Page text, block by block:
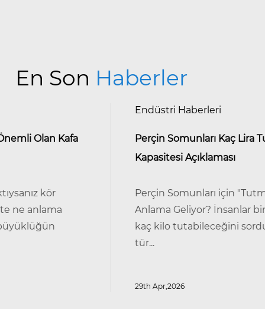
En Son Haberler
Perçin Somunları Kaç Lira Tutabilir? Yük
Kapasitesi Açıklaması
Perçin Somunları için "Tutma Gücü" Aslında
Anlama Geliyor? İnsanlar bir perçin
kaç kilo tutabileceğini sorduklarında cevap,